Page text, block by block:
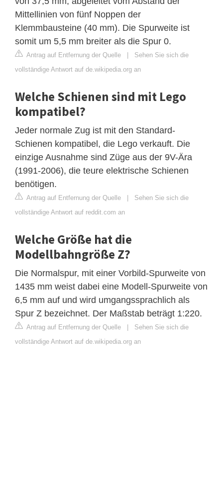
Mittellinien von fünf Noppen der
Klemmbausteine (40 mm). Die Spurweite ist
somit um 5,5 mm breiter als die Spur 0.
Antrag auf Entfernung der Quelle | Sehen Sie sich die
vollständige Antwort auf de.wikipedia.org an
Welche Schienen sind mit Lego
kompatibel?
Jeder normale Zug ist mit den Standard-
Schienen kompatibel, die Lego verkauft. Die
einzige Ausnahme sind Züge aus der 9V-Ära
(1991-2006), die teure elektrische Schienen
benötigen.
Antrag auf Entfernung der Quelle | Sehen Sie sich die
vollständige Antwort auf reddit.com an
Welche Größe hat die
Modellbahngröße Z?
Die Normalspur, mit einer Vorbild-Spurweite von
1435 mm weist dabei eine Modell-Spurweite von
6,5 mm auf und wird umgangssprachlich als
Spur Z bezeichnet. Der Maßstab beträgt 1:220.
Antrag auf Entfernung der Quelle | Sehen Sie sich die
vollständige Antwort auf de.wikipedia.org an